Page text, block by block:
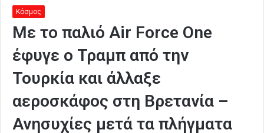
Κόσμος
Με το παλιό Air Force One
έφυγε ο Τραμπ από την
Τουρκία και άλλαξε
αεροσκάφος στη Βρετανία –
Ανησυχίες μετά τα πλήγματα